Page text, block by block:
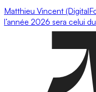
Matthieu Vincent
l’année 2026 sera celui